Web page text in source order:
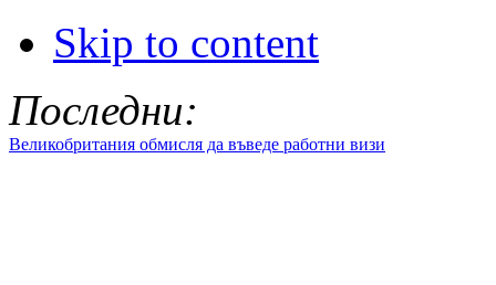
Skip to content
Последни:
Великобритания обмисля да въведе работни визи